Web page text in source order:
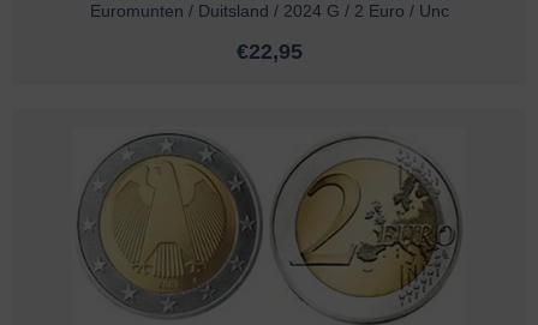
Euromunten / Duitsland / 2024 G / 2 Euro / Unc
€22,95